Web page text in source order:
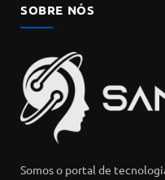
SOBRE NÓS
Somos o portal de